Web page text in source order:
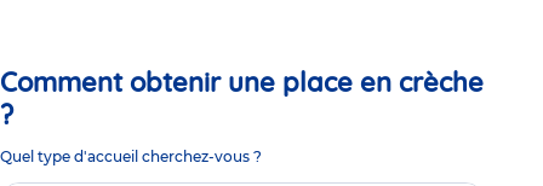
Comment obtenir une place en crèche
?
Quel type d'accueil cherchez-vous ?